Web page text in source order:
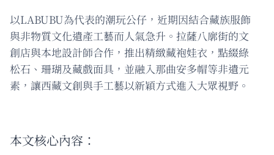
以LABUBU為代表的潮玩公仔，近期因結合藏族服飾
與非物質文化遺產工藝而人氣急升。拉薩八廓街的文
創店與本地設計師合作，推出精緻藏袍娃衣，點綴綠
松石、珊瑚及藏戲面具，並融入那曲安多帽等非遺元
素，讓西藏文創與手工藝以新穎方式進入大眾視野。
本文核心內容：